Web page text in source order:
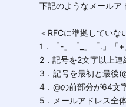
下記のようなメールア
＜RFCに準拠していな
1．「-」「_」「.」「
2．記号を2文字以上
3．記号を最初と最後
4．@の前部分が64文
5．メールアドレス全